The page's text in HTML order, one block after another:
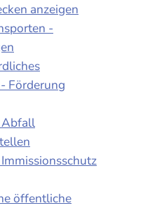
anzeigen
-
Förderung
Abfall
öffentliche